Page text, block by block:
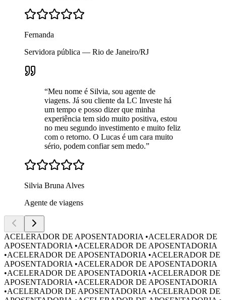
Fernanda
Servidora pública — Rio de Janeiro/RJ
“Meu nome é Silvia, sou agente de
viagens. Já sou cliente da LC Investe há
um tempo e posso dizer que minha
experiência tem sido muito positiva, estou
no meu segundo investimento e muito feliz
com o retorno. O Lucas é um cara muito
sério, podem confiar sem medo.”
Silvia Bruna Alves
Agente de viagens
ACELERADOR DE APOSENTADORIA •ACELERADOR DE
APOSENTADORIA •ACELERADOR DE APOSENTADORIA
•ACELERADOR DE APOSENTADORIA •ACELERADOR DE
APOSENTADORIA •ACELERADOR DE APOSENTADORIA
•ACELERADOR DE APOSENTADORIA •ACELERADOR DE
APOSENTADORIA •ACELERADOR DE APOSENTADORIA
•ACELERADOR DE APOSENTADORIA •ACELERADOR DE